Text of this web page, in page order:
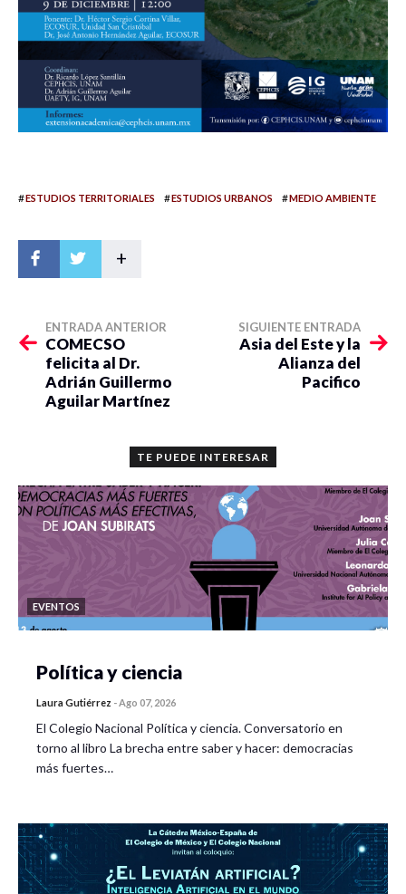
#ESTUDIOS TERRITORIALES #ESTUDIOS URBANOS #MEDIO AMBIENTE
+
ENTRADA ANTERIOR
COMECSO
felicita al Dr.
Adrián Guillermo
Aguilar Martínez
SIGUIENTE ENTRADA
Asia del Este y la
Alianza del
Pacifico
TE PUEDE INTERESAR
EVENTOS
Política y ciencia
Laura Gutiérrez -Ago 07, 2026
El Colegio Nacional Política y ciencia. Conversatorio en
torno al libro La brecha entre saber y hacer: democracias
más fuertes…